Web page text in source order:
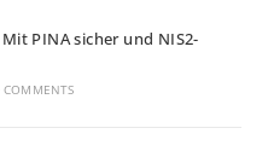
PINA sicher und NIS2-
COMMENTS